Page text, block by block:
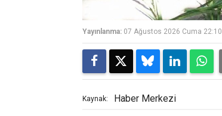
Yayınlanma: 07 Ağustos 2026 Cuma 22:10
Kaynak: Haber Merkezi